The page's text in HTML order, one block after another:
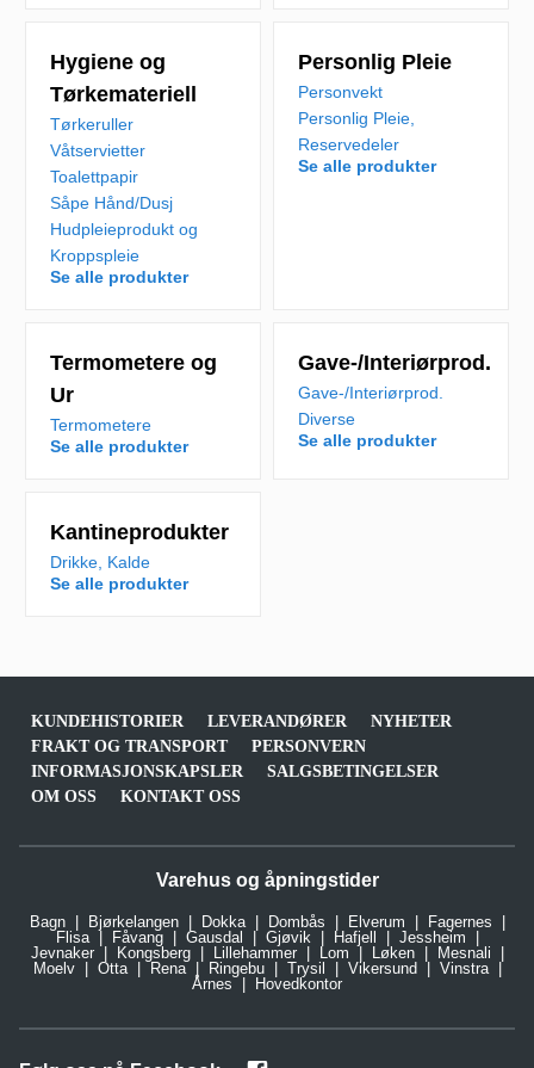
Hygiene og
Tørkemateriell
Tørkeruller
Våtservietter
Toalettpapir
Såpe Hånd/Dusj
Hudpleieprodukt og
Kroppspleie
Se alle produkter
Personlig Pleie
Personvekt
Personlig Pleie,
Reservedeler
Se alle produkter
Termometere og
Ur
Termometere
Se alle produkter
Gave-/Interiørprod.
Gave-/Interiørprod.
Diverse
Se alle produkter
Kantineprodukter
Drikke, Kalde
Se alle produkter
KUNDEHISTORIER LEVERANDØRER
NYHETER
FRAKT OG TRANSPORT
PERSONVERN
INFORMASJONSKAPSLER
SALGSBETINGELSER
OM OSS
KONTAKT OSS
Varehus og åpningstider
Bagn Bjørkelangen Dokka Dombås Elverum
Fagernes
Flisa
Fåvang Gausdal Gjøvik Hafjell
Jessheim
Jevnaker
Kongsberg Lillehammer Lom Løken
Mesnali
Moelv
Otta Rena Ringebu Trysil Vikersund
Vinstra
Årnes
Hovedkontor